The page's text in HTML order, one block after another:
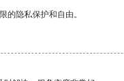
的隐私保护和自由。